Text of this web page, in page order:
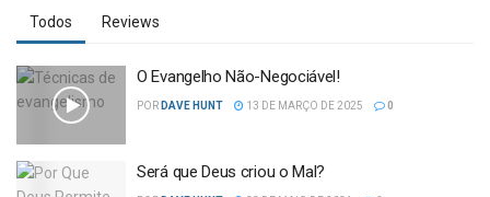
Todos Reviews
O Evangelho Não-Negociável!
POR DAVE HUNT 13 DE MARÇO DE 2025 0
Será que Deus criou o Mal?